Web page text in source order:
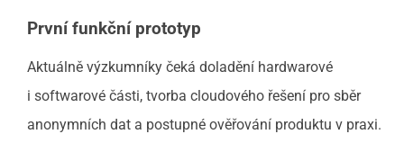
První funkční prototyp
Aktuálně výzkumníky čeká doladění hardwarové
i softwarové části, tvorba cloudového řešení pro sběr
anonymních dat a postupné ověřování produktu v praxi.